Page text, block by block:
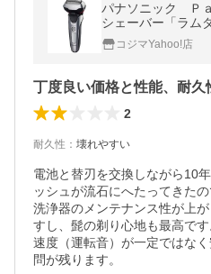
パナソニック Ｐ
シェーバー「ラム
内・海外対応］
ー調コジマYahoo!店
丁度良い価格と性能、耐久
2
耐久性 ： 壊れやすい
電池と替刃を交換しながら10
ッシュが流石にへたってきた
洗浄器のメンテナンス性が上
すし、髭の剃り心地も最高で
速度（運転音）が一定ではな
問が残ります。